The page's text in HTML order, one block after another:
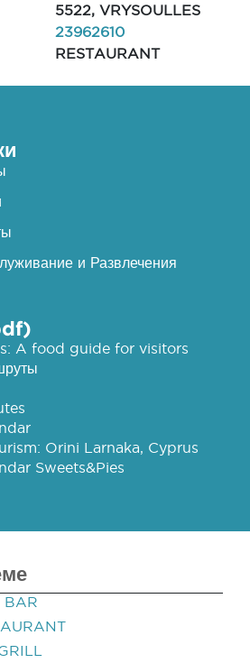
5522, VRYSOULLES
23962610
RESTAURANT
и Развлечения
A food guide for visitors
Orini Larnaka, Cyprus
Sweets&Pies
BAR